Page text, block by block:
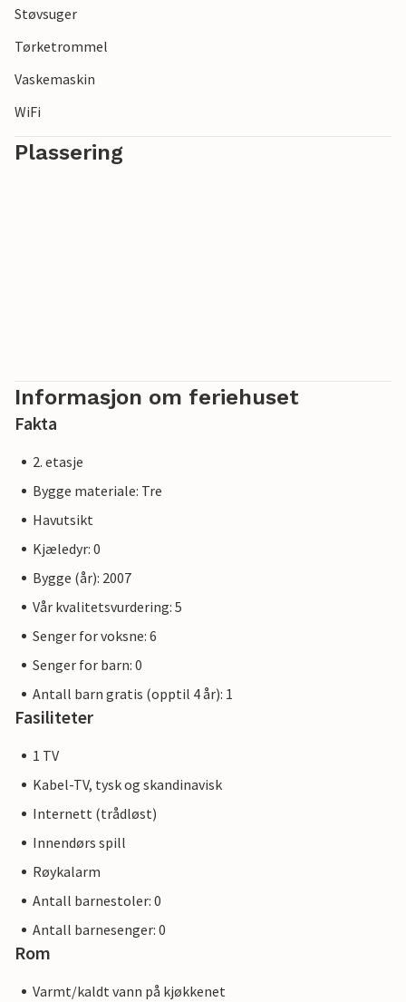
Støvsuger
Tørketrommel
Vaskemaskin
WiFi
Plassering
Informasjon om feriehuset
Fakta
2. etasje
Bygge materiale: Tre
Havutsikt
Kjæledyr: 0
Bygge (år): 2007
Vår kvalitetsvurdering: 5
Senger for voksne: 6
Senger for barn: 0
Antall barn gratis (opptil 4 år): 1
Fasiliteter
1 TV
Kabel-TV, tysk og skandinavisk
Internett (trådløst)
Innendørs spill
Røykalarm
Antall barnestoler: 0
Antall barnesenger: 0
Rom
Varmt/kaldt vann på kjøkkenet